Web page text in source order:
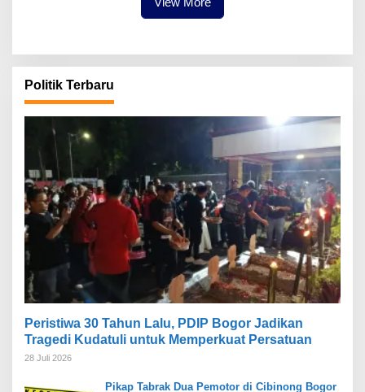
Politik Terbaru
Peristiwa 30 Tahun Lalu, PDIP Bogor Jadikan
Tragedi Kudatuli untuk Memperkuat Persatuan
28 Juli 2026
Pikap Tabrak Dua Pemotor di Cibinong Bogor